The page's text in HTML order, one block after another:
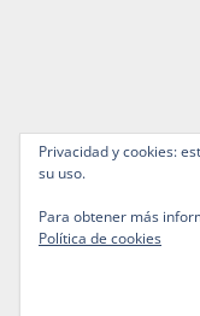
Privacidad y cookies:
su uso.
Para obtener más
Política de cookies